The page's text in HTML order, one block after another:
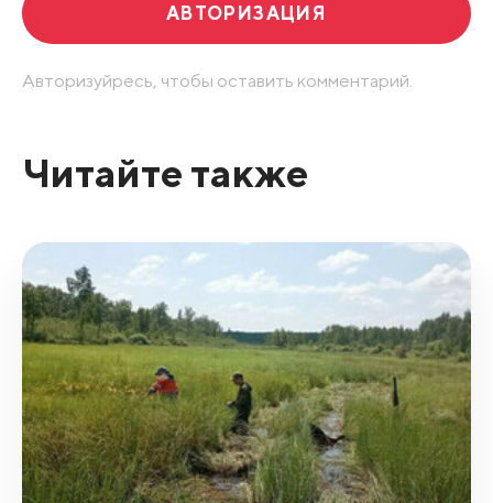
АВТОРИЗАЦИЯ
Авторизуйресь, чтобы оставить комментарий.
Читайте также